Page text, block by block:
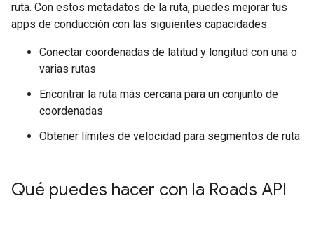
ruta. Con estos metadatos de la ruta, puedes mejorar tus
apps de conducción con las siguientes capacidades:
Conectar coordenadas de latitud y longitud con una o
varias rutas
Encontrar la ruta más cercana para un conjunto de
coordenadas
Obtener límites de velocidad para segmentos de ruta
Qué puedes hacer con la Roads API